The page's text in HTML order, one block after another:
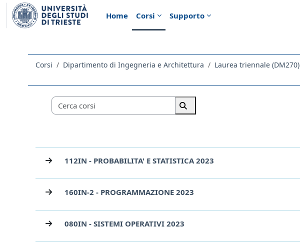
Vai al contenuto principale
Home
Corsi Supporto
Corsi Dipartimento di Ingegneria e Architettura Laurea triennale (DM270)
Categorie di corso
Cerca corsi
Cerca corsi
112IN - PROBABILITA' E STATISTICA 2023
160IN-2 - PROGRAMMAZIONE 2023
080IN - SISTEMI OPERATIVI 2023